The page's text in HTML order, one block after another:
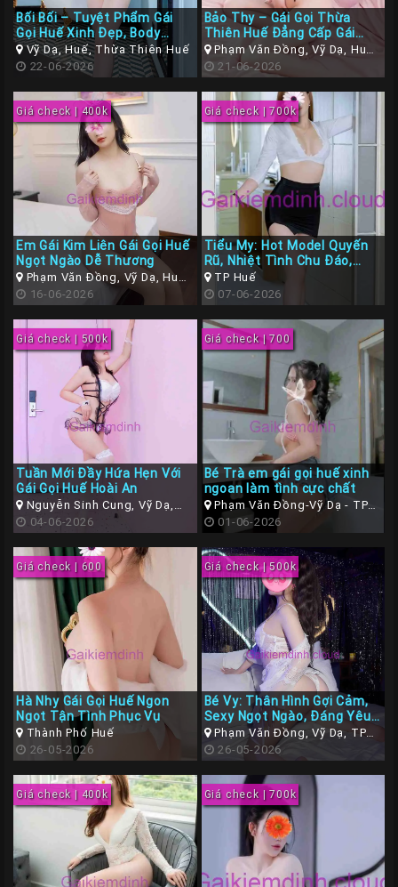
Bối Bối – Tuyệt Phẩm Gái
Gọi Huế Xinh Đẹp, Body
Nuột Quyến Rũ
Vỹ Dạ, Huế, Thừa Thiên Huế
22-06-2026
Bảo Thy – Gái Gọi Thừa
Thiên Huế Đẳng Cấp Gái
Xinh, Xinh Duyên Dáng Đẹp
Phạm Văn Đồng, Vỹ Dạ, Huế,
Thừa Thiên Huế
21-06-2026
Giá check | 400k
Em Gái Kim Liên Gái Gọi Huế
Ngọt Ngào Dễ Thương
Phạm Văn Đồng, Vỹ Dạ, Huế,
Thừa Thiên Huế
16-06-2026
Giá check | 700k
Tiểu My: Hot Model Quyến
Rũ, Nhiệt Tình Chu Đáo,
Phục Vụ Tận Tâm
TP Huế
07-06-2026
Giá check | 500k
Tuần Mới Đầy Hứa Hẹn Với
Gái Gọi Huế Hoài An
Nguyễn Sinh Cung, Vỹ Dạ,
Huế, Thừa Thiên Huế
04-06-2026
Giá check | 700
Bé Trà em gái gọi huế xinh
ngoan làm tình cực chất
Phạm Văn Đồng-Vỹ Dạ - TP
Huế ( Thừa Thiên Huế )
01-06-2026
Giá check | 600
Hà Nhy Gái Gọi Huế Ngon
Ngọt Tận Tình Phục Vụ
Thành Phố Huế
26-05-2026
Giá check | 500k
Bé Vy: Thân Hình Gợi Cảm,
Sexy Ngọt Ngào, Đáng Yêu
Làm Tình Tê Tái
Phạm Văn Đồng, Vỹ Dạ, TP
Huế26-05-2026
Giá check | 400k Giá check | 700k